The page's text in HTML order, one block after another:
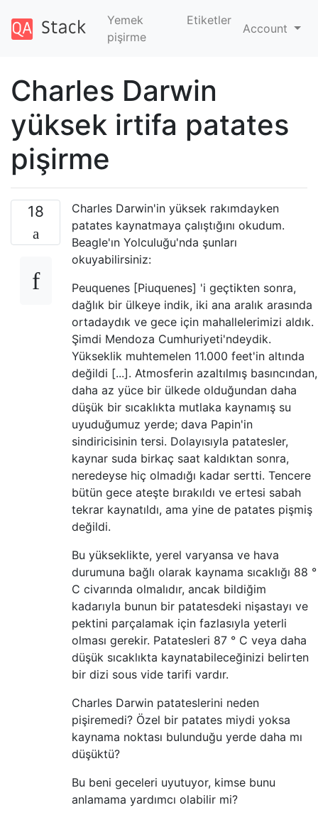
Yemek
pişirme
Etiketler
Account
Charles Darwin
yüksek irtifa patates
pişirme
18
Charles Darwin'in yüksek rakımdayken
patates kaynatmaya çalıştığını okudum.
Beagle'ın Yolculuğu'nda şunları
okuyabilirsiniz:
Peuquenes [Piuquenes] 'i geçtikten sonra,
dağlık bir ülkeye indik, iki ana aralık arasında
ortadaydık ve gece için mahallelerimizi aldık.
Şimdi Mendoza Cumhuriyeti'ndeydik.
Yükseklik muhtemelen 11.000 feet'in altında
değildi [...]. Atmosferin azaltılmış basıncından,
daha az yüce bir ülkede olduğundan daha
düşük bir sıcaklıkta mutlaka kaynamış su
uyuduğumuz yerde; dava Papin'in
sindiricisinin tersi. Dolayısıyla patatesler,
kaynar suda birkaç saat kaldıktan sonra,
neredeyse hiç olmadığı kadar sertti. Tencere
bütün gece ateşte bırakıldı ve ertesi sabah
tekrar kaynatıldı, ama yine de patates pişmiş
değildi.
Bu yükseklikte, yerel varyansa ve hava
durumuna bağlı olarak kaynama sıcaklığı 88 °
C civarında olmalıdır, ancak bildiğim
kadarıyla bunun bir patatesdeki nişastayı ve
pektini parçalamak için fazlasıyla yeterli
olması gerekir. Patatesleri 87 ° C veya daha
düşük sıcaklıkta kaynatabileceğinizi belirten
bir dizi sous vide tarifi vardır.
Charles Darwin patateslerini neden
pişiremedi? Özel bir patates miydi yoksa
kaynama noktası bulunduğu yerde daha mı
düşüktü?
Bu beni geceleri uyutuyor, kimse bunu
anlamama yardımcı olabilir mi?